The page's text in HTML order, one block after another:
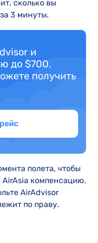
сколько вы
3 минуты.
и
до $700.
получить
полета, чтобы
AirAsia компенсацию.
AirAdvisor
по праву.